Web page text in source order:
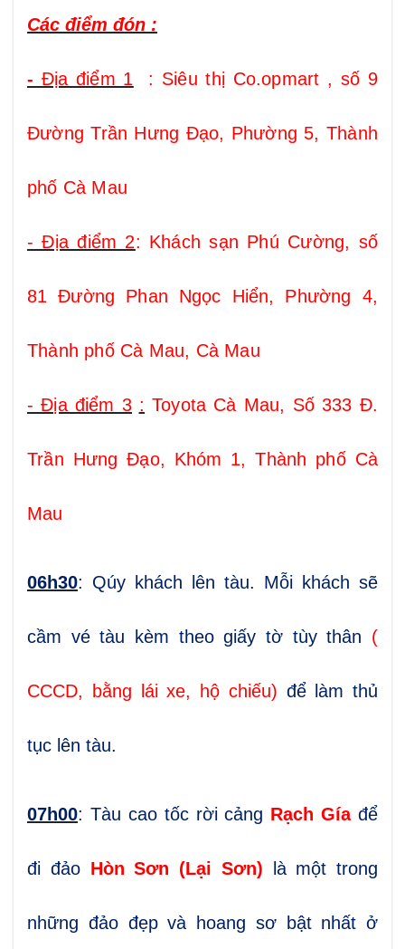
Các điểm đón :
- Địa điểm 1 : Siêu thị Co.opmart , số 9
Đường Trần Hưng Đạo, Phường 5, Thành
phố Cà Mau
- Địa điểm 2: Khách sạn Phú Cường, số
81 Đường Phan Ngọc Hiển, Phường 4,
Thành phố Cà Mau, Cà Mau
- Địa điểm 3 : Toyota Cà Mau, Số 333 Đ.
Trần Hưng Đạo, Khóm 1, Thành phố Cà
Mau
06h30: Qúy khách lên tàu. Mỗi khách sẽ
cầm vé tàu kèm theo giấy tờ tùy thân (
CCCD, bằng lái xe, hộ chiếu) để làm thủ
tục lên tàu.
07h00: Tàu cao tốc rời cảng Rạch Gía để
đi đảo Hòn Sơn (Lại Sơn) là một trong
những đảo đẹp và hoang sơ bật nhất ở